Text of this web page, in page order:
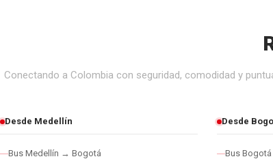
Conectando a Colombia con seguridad, comodidad y
Desde Medellín
Bus Medellín → Bogotá
Desde
Bus